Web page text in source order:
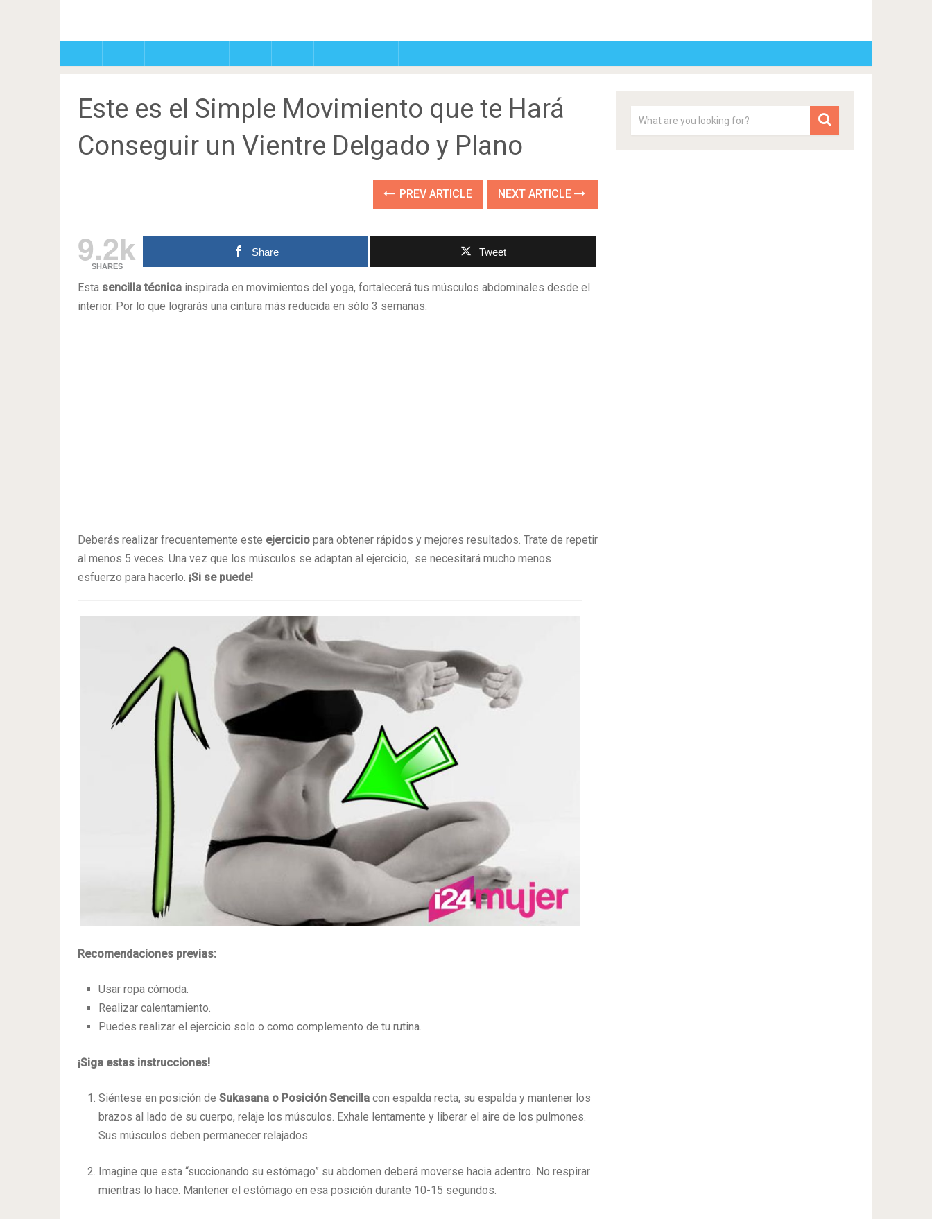
Este es el Simple Movimiento que te Hará
Conseguir un Vientre Delgado y Plano
PREV ARTICLE NEXT ARTICLE
9.2k
SHARES
Share Tweet
Esta sencilla técnica inspirada en movimientos del yoga, fortalecerá tus músculos abdominales desde el
interior. Por lo que lograrás una cintura más reducida en sólo 3 semanas.
Deberás realizar frecuentemente este ejercicio para obtener rápidos y mejores resultados. Trate de repetir
al menos 5 veces. Una vez que los músculos se adaptan al ejercicio, se necesitará mucho menos
esfuerzo para hacerlo. ¡Si se puede!
Recomendaciones previas:
Usar ropa cómoda.
Realizar calentamiento.
Puedes realizar el ejercicio solo o como complemento de tu rutina.
¡Siga estas instrucciones!
Siéntese en posición deSukasana o Posición Sencilla con espalda recta, su espalda y mantener los
brazos al lado de su cuerpo, relaje los músculos. Exhale lentamente y liberar el aire de los pulmones.
Sus músculos deben permanecer relajados.
Imagine que esta “succionando su estómago” su abdomen deberá moverse hacia adentro. No respirar
mientras lo hace. Mantener el estómago en esa posición durante 10-15 segundos.